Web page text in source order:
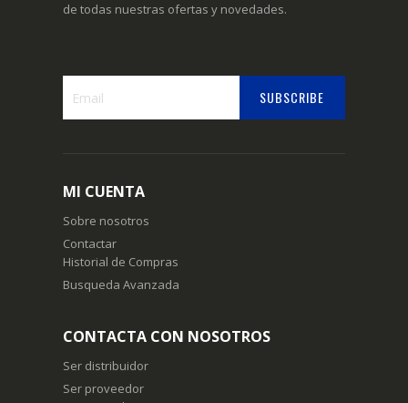
de todas nuestras ofertas y novedades.
de
noticias:
SUBSCRIBE
MI CUENTA
Sobre nosotros
Contactar
Historial de Compras
Busqueda Avanzada
CONTACTA CON NOSOTROS
Ser distribuidor
Ser proveedor